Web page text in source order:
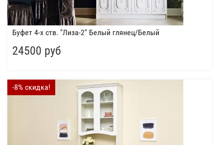
Буфет 4-х ств. "Лиза-2" Белый глянец/Белый
24500 руб
-8% скидка!